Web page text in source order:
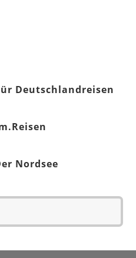
Deutschlandreisen
Nordsee